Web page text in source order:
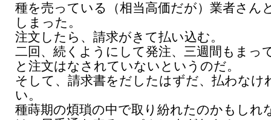
種を売っている（相当高価だが）業者さん
しまった。
注文したら、請求がきて払い込む。
二回、続くようにして発注、三週間もまっ
と注文はなされていないというのだ。
そして、請求書をだしたはずだ、払わなけ
い。
種蒔期の煩瑣の中で取り紛れたのかもしれ